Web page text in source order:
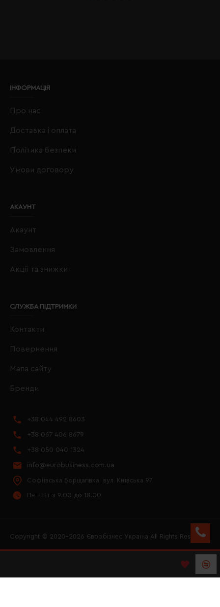
ІНФОРМАЦІЯ
Про нас
Доставка і оплата
Політика безпеки
Умови договору
АКАУНТ
Акаунт
Замовлення
Акції та знижки
СЛУЖБА ПІДТРИМКИ
Контакти
Повернення
Мапа сайту
Бренди
+38 044 492 8603
+38 067 406 8679
+38 050 040 1324
info@eurobusiness.com.ua
Софіївська Борщагівка, вул. Київська 97
Пн - Пт з 9.00 до 18.00
Copyright © 2020–2026 Євробізнес Україна All Rights Reserved
LOGO ЄВРОБІЗНЕС